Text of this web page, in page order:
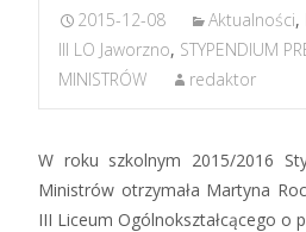
2015-12-08 Aktualności,
III LO Jaworzno, STYPENDIUM
MINISTRÓW
redaktor
W roku szkolnym 2015/2016
Ministrów otrzymała Martyna
III Liceum Ogólnokształcącego o